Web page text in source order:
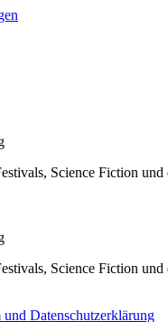
Science Fiction und
Science Fiction und
und Datenschutzerklärung